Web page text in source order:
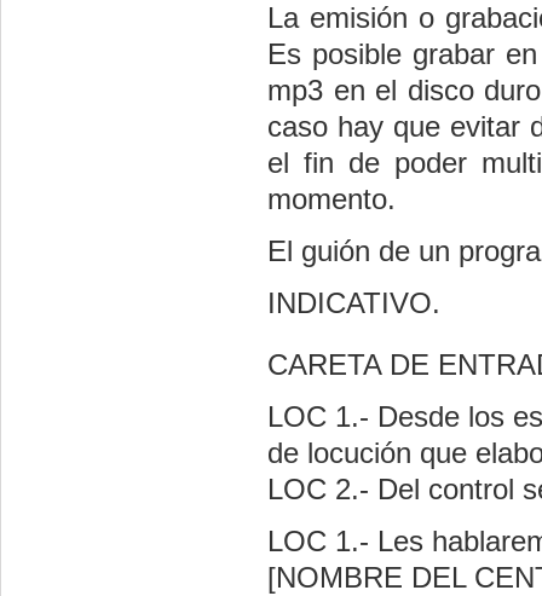
La emisión o
Es posible grabar
mp3 en el disco
caso hay que evitar
el fin de poder
momento.
El guión de un
INDICATIVO.
CARETA DE
LOC 1.- Desde los
de locución que
LOC 2.- Del control
LOC 1.- Les
[NOMBRE DEL